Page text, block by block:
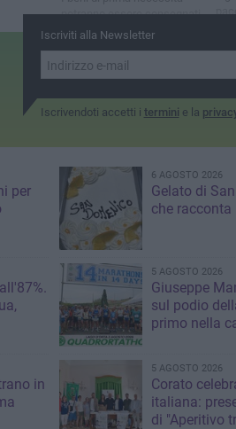
potranno essere consegnati
al chiostro del Comune
Iscriviti alla Newsletter
Iscrivendoti accetti i termini e la
per
6 AGOSTO 2026
Gelato di
che racconta
5 AGOSTO 2026
Giuseppe
sul podio
primo nella
in
5 AGOSTO 2026
Corato
italiana:
di "Aperitivo